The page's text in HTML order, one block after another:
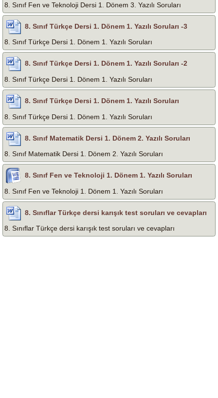
8. Sınıf Fen ve Teknoloji Dersi 1. Dönem 3. Yazılı Soruları
8. Sınıf Türkçe Dersi 1. Dönem 1. Yazılı Soruları -3
8. Sınıf Türkçe Dersi 1. Dönem 1. Yazılı Soruları
8. Sınıf Türkçe Dersi 1. Dönem 1. Yazılı Soruları -2
8. Sınıf Türkçe Dersi 1. Dönem 1. Yazılı Soruları
8. Sınıf Türkçe Dersi 1. Dönem 1. Yazılı Soruları
8. Sınıf Türkçe Dersi 1. Dönem 1. Yazılı Soruları
8. Sınıf Matematik Dersi 1. Dönem 2. Yazılı Soruları
8. Sınıf Matematik Dersi 1. Dönem 2. Yazılı Soruları
8. Sınıf Fen ve Teknoloji 1. Dönem 1. Yazılı Soruları
8. Sınıf Fen ve Teknoloji 1. Dönem 1. Yazılı Soruları
8. Sınıflar Türkçe dersi karışık test soruları ve cevapları
8. Sınıflar Türkçe dersi karışık test soruları ve cevapları